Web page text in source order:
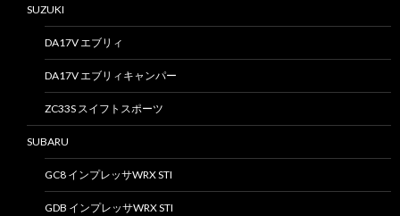
SUZUKI
DA17V エブリィ
DA17V エブリィキャンパー
ZC33S スイフトスポーツ
SUBARU
GC8 インプレッサWRX STI
GDB インプレッサWRX STI